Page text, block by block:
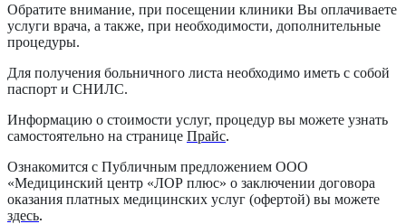
Обратите внимание, при посещении клиники Вы оплачиваете
услуги врача, а также, при необходимости, дополнительные
процедуры.
Для получения больничного листа необходимо иметь с собой
паспорт и СНИЛС.
Информацию о стоимости услуг, процедур вы можете узнать
самостоятельно на странице Прайс.
Ознакомится с Публичным предложением ООО
«Медицинский центр «ЛОР плюс» о заключении договора
оказания платных медицинских услуг (офертой) вы можете
здесь.